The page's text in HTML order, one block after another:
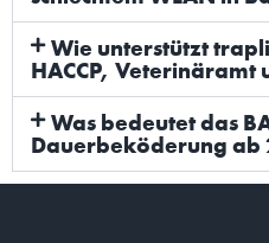
Wie unterstützt
HACCP, Veterinäramt
Was bedeutet das
Dauerbeköderung ab